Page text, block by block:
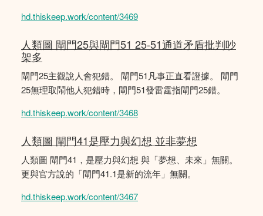
hd.thiskeep.work/content/3469
人類圖 閘門25與閘門51 25-51通道矛盾批判吵
架多
閘門25主觀說人會犯錯。 閘門51凡事正直看證據。 閘門
25無理取鬧他人犯錯時，閘門51發雷霆指閘門25錯。
hd.thiskeep.work/content/3468
人類圖 閘門41是壓力與幻想 並非夢想
人類圖 閘門41，是壓力與幻想 與「夢想、未來」無關。
更與官方說的「閘門41.1是新的流年」無關。
hd.thiskeep.work/content/3467